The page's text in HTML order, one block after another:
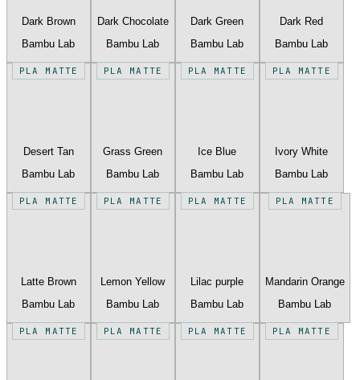
Dark Brown
Bambu Lab
Dark Chocolate
Bambu Lab
Dark Green
Bambu Lab
Dark Red
Bambu Lab
PLA MATTE
Desert Tan
Bambu Lab
PLA MATTE
Grass Green
Bambu Lab
PLA MATTE
Ice Blue
Bambu Lab
PLA MATTE
Ivory White
Bambu Lab
PLA MATTE
Latte Brown
Bambu Lab
PLA MATTE
Lemon Yellow
Bambu Lab
PLA MATTE
Lilac purple
Bambu Lab
PLA MATTE
Mandarin Orange
Bambu Lab
PLA MATTE PLA MATTE PLA MATTE PLA MATTE